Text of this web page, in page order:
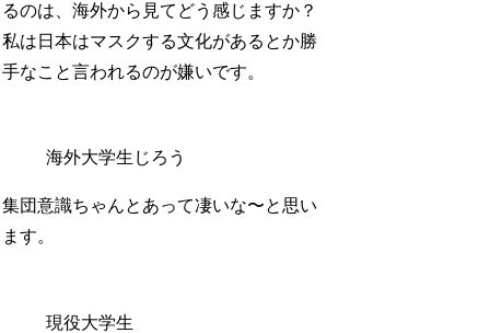
るのは、海外から見てどう感じますか？
私は日本はマスクする文化があるとか勝
手なこと言われるのが嫌いです。
海外大学生じろう
集団意識ちゃんとあって凄いな〜と思い
ます。
現役大学生